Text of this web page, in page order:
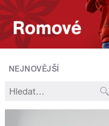
NEJNOVĚJŠÍ